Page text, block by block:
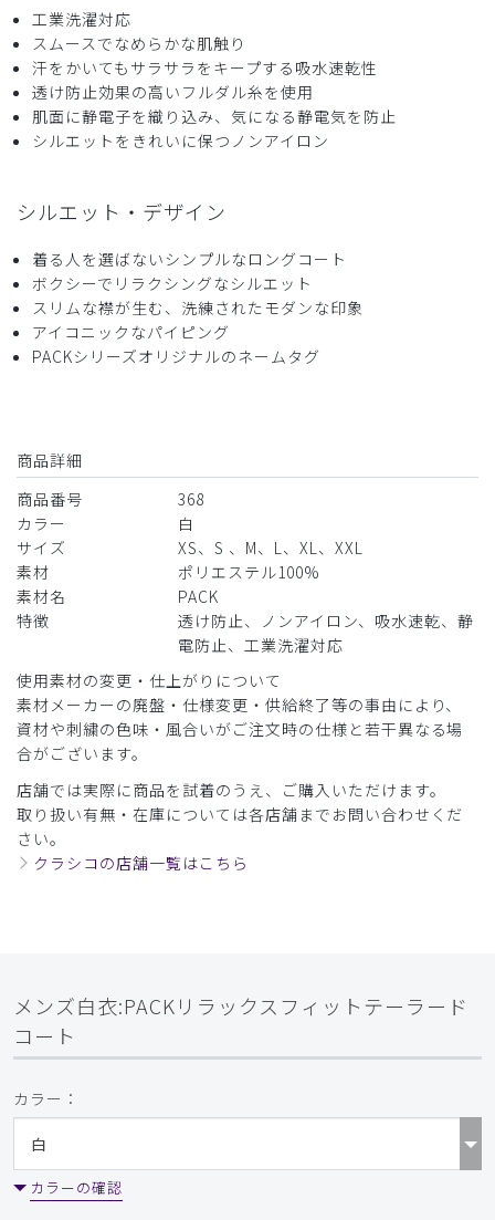
少しポケットの位置が低い。裏ポケットが欲しかった。
商品： 368メンズ白衣:PACKリラックスフィットテーラ
ードコート/白/M
役に立った 0
ご購入者様
購入確認済み
60代 身長: 171-175cm 体重:
81-85kg
サイズ感
小さめ
大きめ
ね。
商品：368メンズ白衣:PACKリラックスフィットテーラ
ードコート/白/XL
ご購入者様
購入確認済み
年齢: 20代 身長:
ストレッチ感 よく伸びる
伸びない
厚さとても薄い 厚い
着心地がいい。ツヤっとしてて見た目もすごくいい。
工業洗濯対応
スムースでなめらかな肌触り
汗をかいてもサラサラをキープする吸水速乾性
透け防止効果の高いフルダル糸を使用
肌面に静電子を織り込み、気になる静電気を防止
シルエットをきれいに保つノンアイロン
シルエット・デザイン
着る人を選ばないシンプルなロングコート
ボクシーでリラクシングなシルエット
スリムな襟が生む、洗練されたモダンな印象
アイコニックなパイピング
PACKシリーズオリジナルのネームタグ
商品詳細
商品番号
368
カラー
白
サイズ
XS、S 、M、L、XL、XXL
素材
ポリエステル100%
素材名
PACK
特徴
透け防止、ノンアイロン、吸水速乾、静
電防止、工業洗濯対応
使用素材の変更・仕上がりについて
素材メーカーの廃盤・仕様変更・供給終了等の事由により、
資材や刺繍の色味・風合いがご注文時の仕様と若干異なる場
合がございます。
店舗では実際に商品を試着のうえ、ご購入いただけます。
取り扱い有無・在庫については各店舗までお問い合わせくだ
さい。
クラシコの店舗一覧はこちら
メンズ白衣:PACKリラックスフィットテーラード
コート
カラー：
カラーの確認